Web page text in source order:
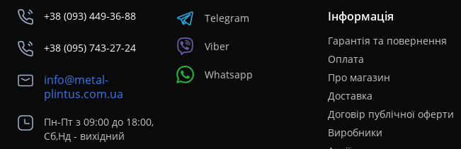
+38 (093) 449-36-88
+38 (095) 743-27-24
info@metal-
plintus.com.ua
Пн-Пт з 09:00 до 18:00,
Сб,Нд - вихідний
Telegram
Viber
Whatsapp
Інформація
Гарантія та повернення
Оплата
Про магазин
Доставка
Договір публічної оферти
Виробники